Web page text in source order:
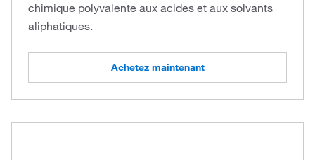
chimique polyvalente aux acides et aux solvants
aliphatiques.
Achetez maintenant